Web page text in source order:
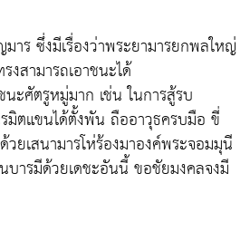
าร ซึ่งมีเรื่องว่าพระยามารยกพลใหญ่
สามารถเอาชนะได้
ะศัตรูหมู่มาก เช่น ในการสู้รบ
มิตแขนได้ตั้งพัน ถืออาวุธครบมือ ขี่
ยเสนามารโห่ร้องมาองค์พระจอมมุนี
บารมีด้วยเดชะอันนี้ ขอชัยมงคลจงมี